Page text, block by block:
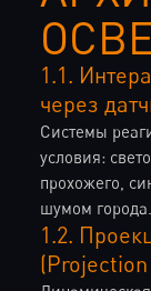
1.1.
через
Системы
условия:
прохожего,
шумом города.
1.2.